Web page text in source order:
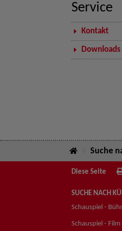
Service
Kontakt
Downloads
Suche
Diese Seite
SUCHE NACH
Schauspiel -
Schauspiel -